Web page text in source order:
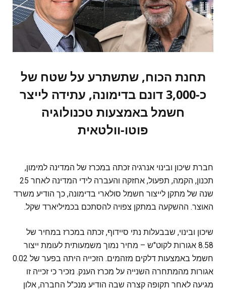
תחנת הכוח, שתשתרע על שטח של
כ-3,000 דונם בדימונה, עתידה לייצר
חשמל באמצעות טכנולוגיה
פוטו-וולטאית
חברת שיכון ובינוי אנרגיה זכתה במכרז של המדינה למימון,
תכנון, הקמה, תפעול, אחזקה והעברה לידי המדינה לאחר 25
שנה של מתקן לייצור חשמל סולארי בדימונה, כך הודיע משרד
האוצר. ההשקעה במתקן צפויה להסתכם בכמיליארד שקל.
שיכון ובינוי, שבבעלות נתי סיידוף, זכתה במכרז במחיר של
8.58 אגורות לקוט"ש – מחיר נמוך משמעותית לעומת ייצור
חשמל באמצעות דלקים מזהמים. הזכייה היתה בפער של 0.02
אגורות מהמתחרה השנייה על מכרז הענק. נזכיר כי זכייה זו
מגיעה לאחר תקופה קצרה שבה הודיע מנכ"ל החברה, אלון